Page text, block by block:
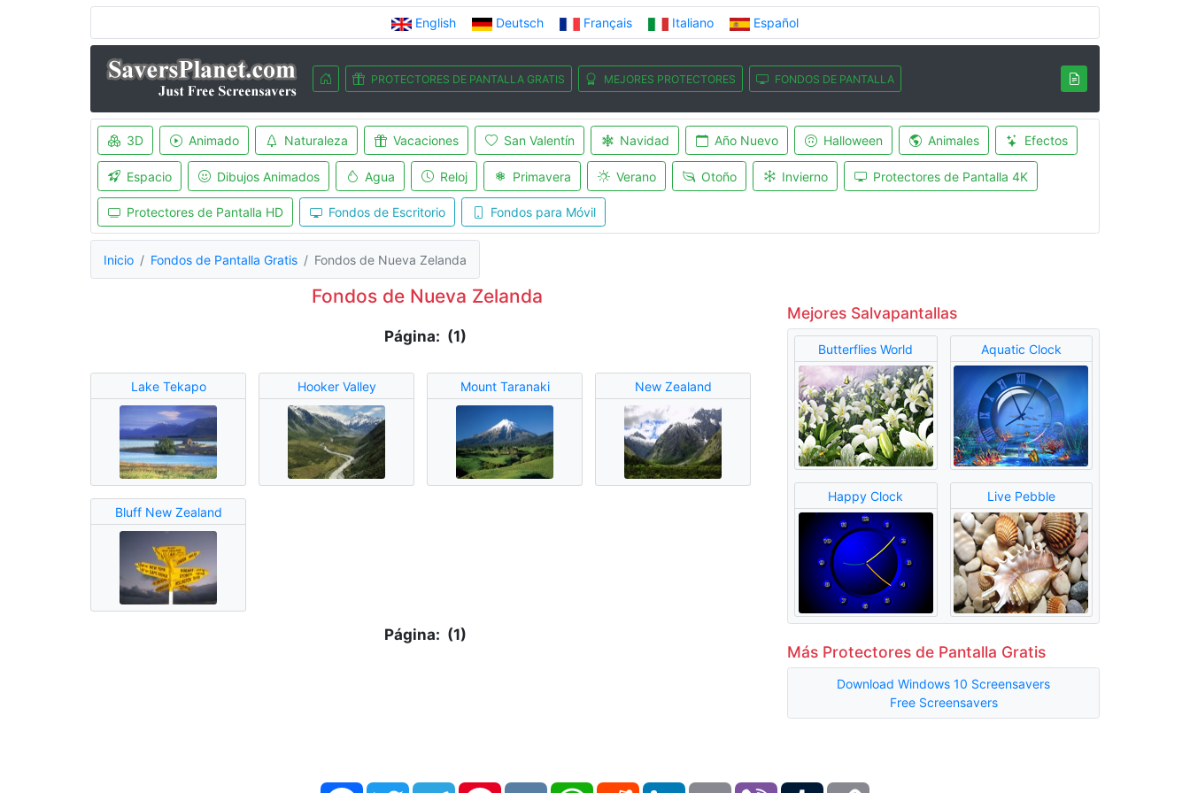
English Deutsch Français Italiano Español
PROTECTORES DE PANTALLA GRATIS MEJORES PROTECTORES FONDOS DE PANTALLA
3D Animado Naturaleza Vacaciones San Valentín Navidad Año Nuevo Halloween Animales Efectos
Espacio Dibujos Animados Agua Reloj Primavera Verano Otoño Invierno Protectores de Pantalla 4K
Protectores de Pantalla HD Fondos de Escritorio Fondos para Móvil
Inicio Fondos de Pantalla Gratis Fondos de Nueva Zelanda
Fondos de Nueva Zelanda
Página: (1)
Lake Tekapo Hooker Valley Mount Taranaki New Zealand
Bluff New Zealand
Página: (1)
Mejores Salvapantallas
Butterflies World Aquatic Clock
Happy Clock Live Pebble
Más Protectores de Pantalla Gratis
Download Windows 10 Screensavers
Free Screensavers